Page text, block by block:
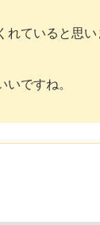
ていると思い
ですね。